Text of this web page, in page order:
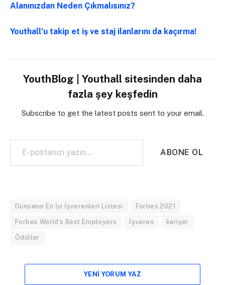
Alanınızdan Neden Çıkmalısınız?
Youthall’u takip et iş ve staj ilanlarını da kaçırma!
YouthBlog | Youthall sitesinden daha
fazla şey keşfedin
Subscribe to get the latest posts sent to your email.
E-postanızı yazın…
ABONE OL
Dünyanın En İyi İşverenleri Listesi Forbes 2021
Forbes World's Best Employers İşveren kariyer
Ödüller
YENI YORUM YAZ